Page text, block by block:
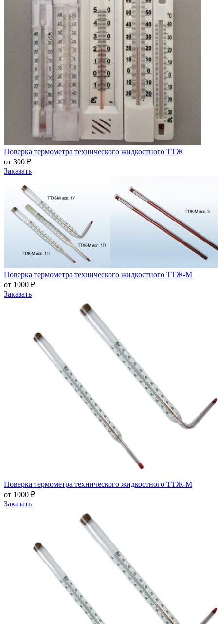
Поверка термометра технического жидкостного ТТЖ
от 300 ₽
Заказать
Поверка термометра технического жидкостного ТТЖ-М
от 1000 ₽
Заказать
Поверка термометра технического жидкостного ТТЖ-М
от 1000 ₽
Заказать